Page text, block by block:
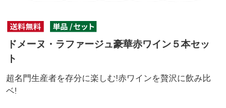
ドメーヌ・ラファージュ豪華赤ワイン５本セッ
ト
超名門生産者を存分に楽しむ!赤ワインを贅沢に飲み比
ベ!